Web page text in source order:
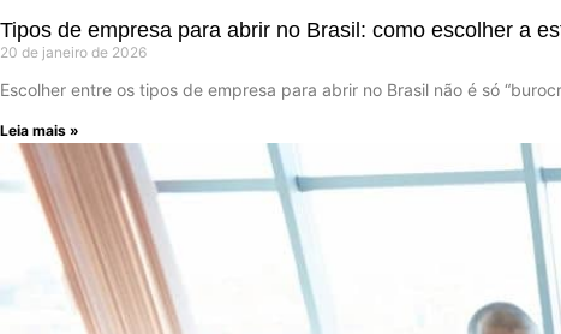
Tipos de empresa para abrir no Brasil: como escolher a
20 de janeiro de 2026
Escolher entre os tipos de empresa para abrir no Brasil não é só
Leia mais »